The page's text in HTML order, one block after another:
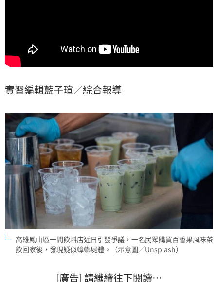
實習編輯藍子瑄／綜合報導
高雄鳳山區一間飲料店近日引發爭議，一名民眾購買百香果風味茶
飲回家後，發現疑似蟑螂屍體。（示意圖／Unsplash）
[廣告] 請繼續往下閱讀…